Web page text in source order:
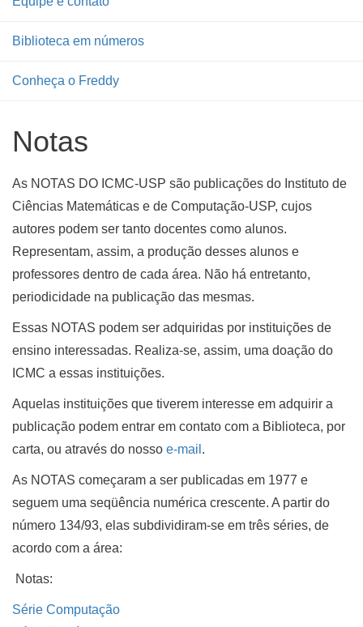
Biblioteca em números
Conheça o Freddy
Notas
As NOTAS DO ICMC-USP são publicações do Instituto de
Ciências Matemáticas e de Computação-USP, cujos
autores podem ser tanto docentes como alunos.
Representam, assim, a produção desses alunos e
professores dentro de cada área. Não há entretanto,
periodicidade na publicação das mesmas.
Essas NOTAS podem ser adquiridas por instituições de
ensino interessadas. Realiza-se, assim, uma doação do
ICMC a essas instituições.
Aquelas instituições que tiverem interesse em adquirir a
publicação podem entrar em contato com a Biblioteca, por
carta, ou através do nosso e-mail .
As NOTAS começaram a ser publicadas em 1977 e
seguem uma seqüência numérica crescente. A partir do
número 134/93, elas subdividiram-se em três séries, de
acordo com a área:
Notas:
Série Computação